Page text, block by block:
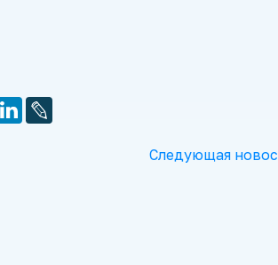
Следующая